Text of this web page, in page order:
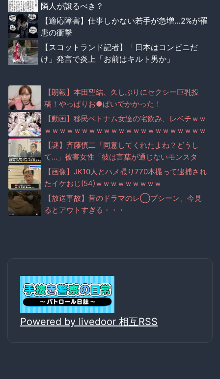
隣人が譲るべき？
【適応障害】仕事しかない若手が急増…2%が罹
患の衝撃
【スコットランド記者】「日本はコンビニだ
け」発言で炎上「お前はキルト男か」
【朗報】本田望結、久しぶりにセクシー巨乳投
稿！やっぱりお●ぱいでかかった！
【動画】移民ベトナム女達の宅飲み、レベチｗｗ
ｗｗｗｗｗｗｗｗｗｗｗｗｗｗｗｗｗｗｗｗｗｗ
【謎】斉藤慎二「同意してくれたよね？どうし
て…」被害女性「彼は言葉が通じないモンスタ
ー」
【画像】JK10人とハメ撮り770本撮って逮捕され
たイケおじ(54)ｗｗｗｗｗｗｗｗｗ
【放送事故】昔のドラマのレ◯プシーン、今見
るとアウトすぎる・・・
Powered by livedoor 相互RSS